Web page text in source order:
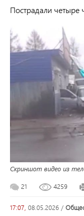
Пострадали четыре
Скриншот видео из
21 4259
17:07, 08.05.2026 /